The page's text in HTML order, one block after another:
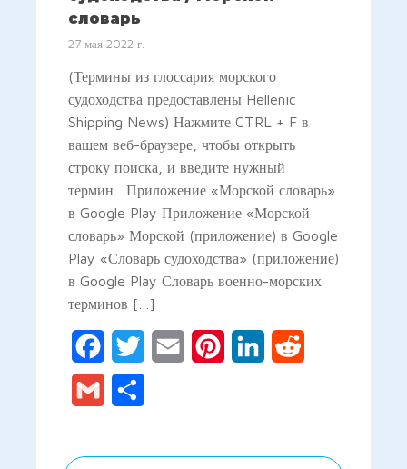
словарь
27 мая 2022 г.
(Термины из глоссария морского
судоходства предоставлены Hellenic
Shipping News) Нажмите CTRL + F в
вашем веб-браузере, чтобы открыть
строку поиска, и введите нужный
термин... Приложение «Морской словарь»
в Google Play Приложение «Морской
словарь» Морской (приложение) в Google
Play «Словарь судоходства» (приложение)
в Google Play Словарь военно-морских
терминов […]
FacebookTwitter Email PinterestLinkedIn
Gmail